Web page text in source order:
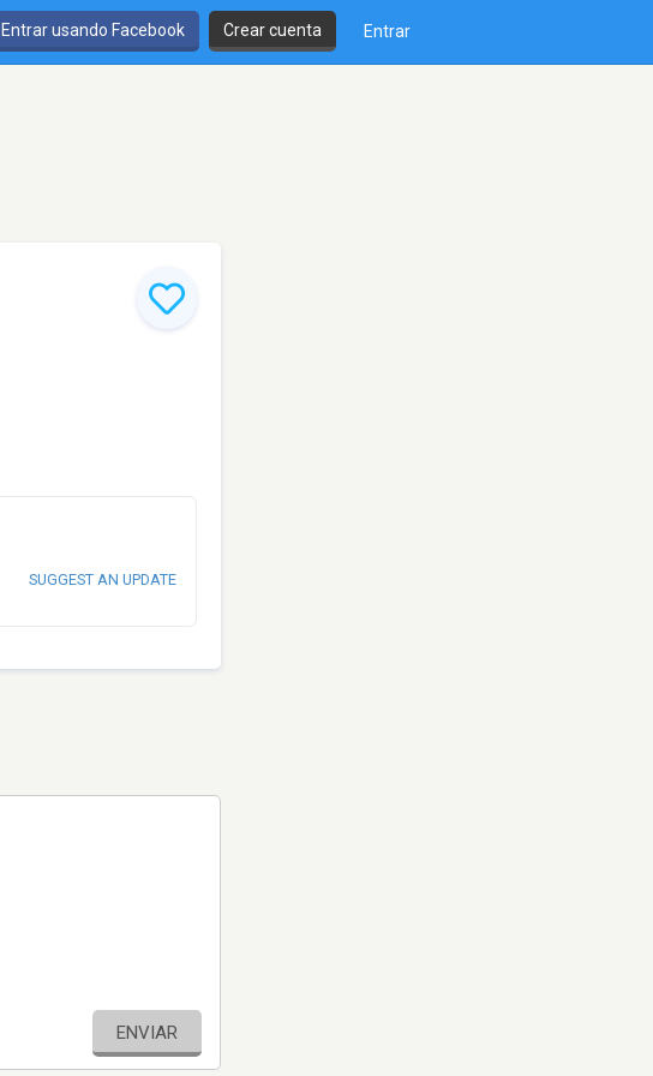
Entrar usando Facebook Crear cuenta Entrar
SUGGEST AN UPDATE
ENVIAR